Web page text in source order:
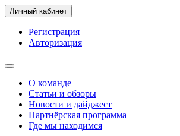
Личный кабинет
Регистрация
Авторизация
О команде
Статьи и обзоры
Новости и дайджест
Партнёрская программа
Где мы находимся